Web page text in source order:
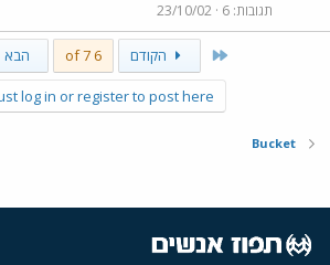
תגובות 6
23/10/02
First הקודם 6 of 7 הבא
log in or register to post here.
Bucket